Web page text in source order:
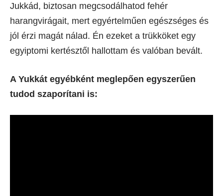
Jukkád, biztosan megcsodálhatod fehér
harangvirágait, mert egyértelműen egészséges és
jól érzi magát nálad. Én ezeket a trükköket egy
egyiptomi kertésztől hallottam és valóban bevált.
A Yukkát egyébként meglepően egyszerűen
tudod szaporítani is: